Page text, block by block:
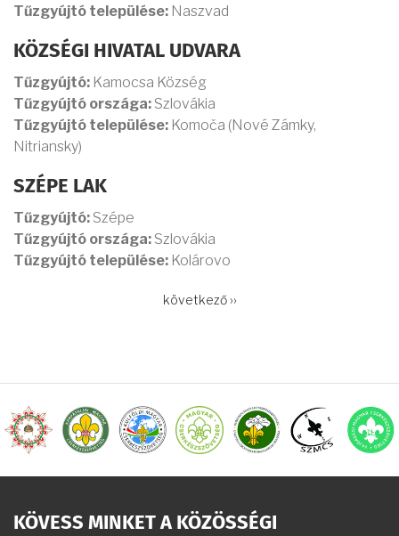
Tűzgyújtó települése: Naszvad
KÖZSÉGI HIVATAL UDVARA
Tűzgyújtó: Kamocsa Község
Tűzgyújtó országa: Szlovákia
Tűzgyújtó települése: Komoča (Nové Zámky,
Nitriansky)
SZÉPE LAK
Tűzgyújtó: Szépe
Tűzgyújtó országa: Szlovákia
Tűzgyújtó települése: Kolárovo
Következő
következő ››
KÖVESS MINKET A KÖZÖSSÉGI